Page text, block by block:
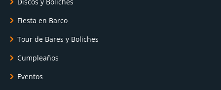
Fiesta en Barco
Tour de Bares y Boliches
Cumpleaños
Eventos